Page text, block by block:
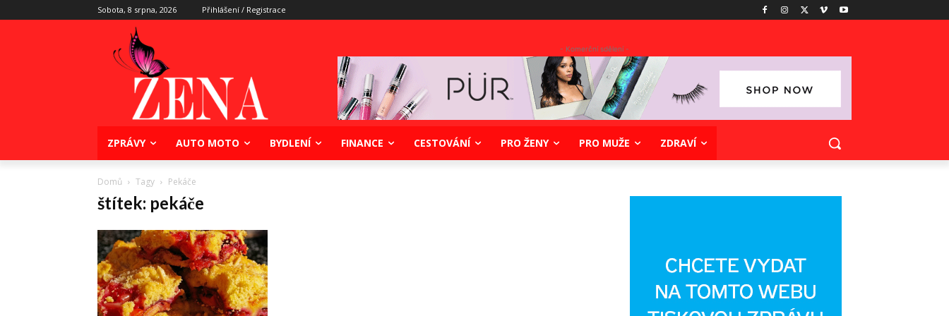
Sobota, 8 srpna, 2026 Přihlášení / Registrace
- Komerční sdělení -
ZPRÁVY AUTO MOTO BYDLENÍ FINANCE CESTOVÁNÍ PRO ŽENY PRO MUŽE ZDRAVÍ
Domů Tagy Pekáče
štítek: pekáče